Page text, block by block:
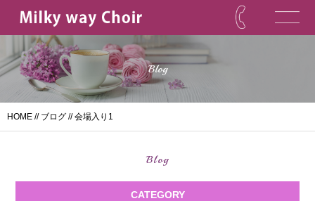
Blog
HOME // ブログ // 会場入り1
Blog
CATEGORY